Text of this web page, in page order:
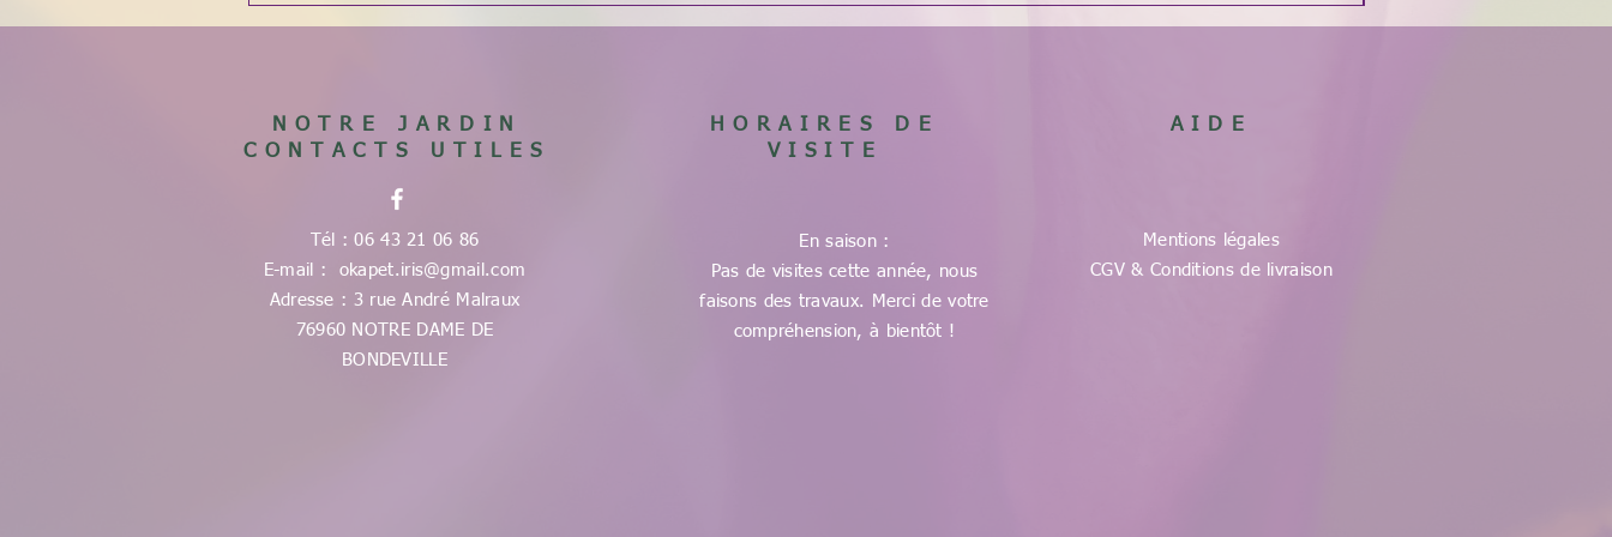
NOTRE JARDIN
CONTACTS UTILES
HORAIRES DE
VISITE
AIDE
Tél : 06 43 21 06 86
E-mail : okapet.iris@gmail.com
Adresse : 3 rue André Malraux
76960 NOTRE DAME DE
BONDEVILLE
En saison :
Pas de visites cette année, nous
faisons des travaux. Merci de votre
compréhension, à bientôt !
Mentions légales
CGV & Conditions de livraison